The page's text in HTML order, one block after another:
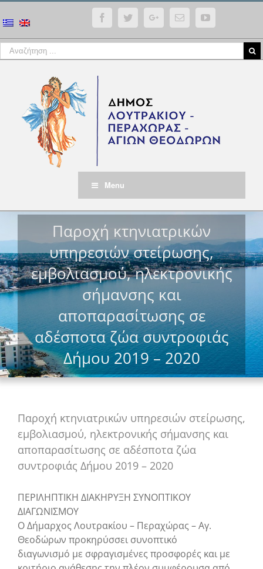
FacebookTwitterGoogle+Email YouTube
Menu
Παροχή κτηνιατρικών
υπηρεσιών στείρωσης,
εμβολιασμού, ηλεκτρονικής
σήμανσης και
αποπαρασίτωσης σε
αδέσποτα ζώα συντροφιάς
Δήμου 2019 – 2020
Παροχή κτηνιατρικών υπηρεσιών στείρωσης,
εμβολιασμού, ηλεκτρονικής σήμανσης και
αποπαρασίτωσης σε αδέσποτα ζώα
συντροφιάς Δήμου 2019 – 2020
ΠΕΡΙΛΗΠΤΙΚΗ ΔΙΑΚΗΡΥΞΗ ΣΥΝΟΠΤΙΚΟΥ
ΔΙΑΓΩΝΙΣΜΟΥ
Ο Δήμαρχος Λουτρακίου – Περαχώρας – Αγ.
Θεοδώρων προκηρύσσει συνοπτικό
διαγωνισμό με σφραγισμένες προσφορές και με